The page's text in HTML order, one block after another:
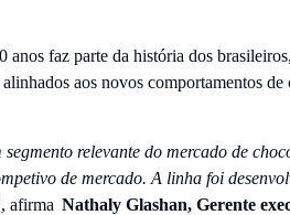
anos faz parte da história dos
aos novos comportamentos
relevante do mercado de
de mercado. A linha foi
, afirma Nathaly Glashan, Gerente